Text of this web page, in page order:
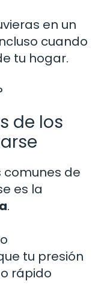
en un
cuando
tu hogar.
de los
comunes de
es la
.
tu presión
rápido